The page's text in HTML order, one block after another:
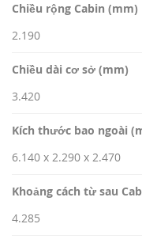
Chiều rộng Cabin (mm)
2.190
Chiều dài cơ sở (mm)
3.420
Kích thước bao ngoài
6.140 x 2.290 x 2.470
Khoảng cách từ sau
4.285